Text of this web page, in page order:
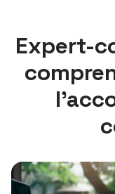
Expert-